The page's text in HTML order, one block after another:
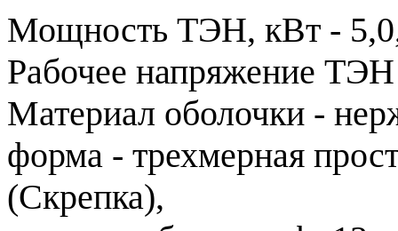
Мощность ТЭН, кВт -
Рабочее напряжение
Материал оболочки -
форма - трехмерная
(Скрепка),